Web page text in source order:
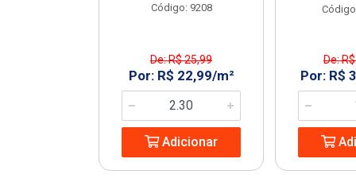
Código: 9208
De: R$ 25,99
Por: R$ 22,99/m²
Adicionar
De:
Por: R$